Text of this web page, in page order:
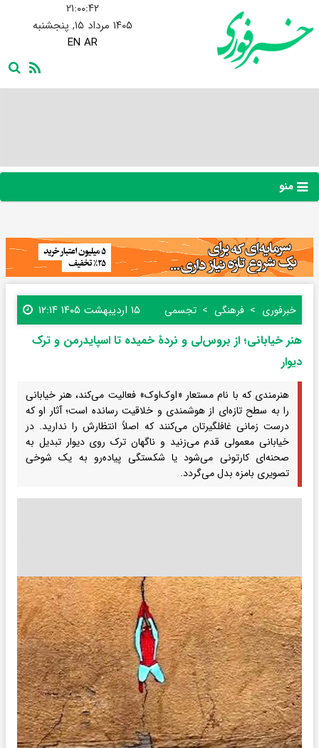
۲۱:۰۰:۴۵
۱۴۰۵ مرداد ۱۵, پنجشنبه
EN AR
منو
خبرفوری فرهنگی تجسمی ۱۵ اردیبهشت ۱۴۰۵ ۱۲:۱۴
هنر خیابانی؛ از بروس‌لی و نردۀ خمیده تا اسپایدرمن و ترک
دیوار
هنرمندی که با نام مستعار «اوک‌اوک» فعالیت می‌کند، هنر خیابانی
را به سطح تازه‌ای از هوشمندی و خلاقیت رسانده است؛ آثار او که
درست زمانی غافلگیرتان می‌کنند که اصلاً انتظارش را ندارید. در
خیابانی معمولی قدم می‌زنید و ناگهان ترک روی دیوار تبدیل به
صحنه‌ای کارتونی می‌شود یا شکستگی پیاده‌رو به یک شوخی
تصویری بامزه بدل می‌گردد.